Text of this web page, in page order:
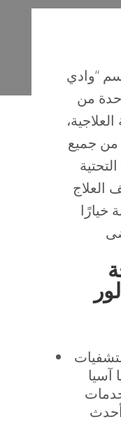
“وادي
من
جميع
العلاج
خيارًا
آسيا